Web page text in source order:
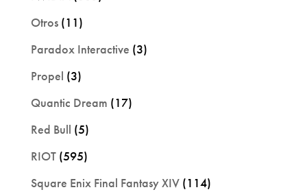
Otros(11)
Paradox Interactive (3)
Propel (3)
Quantic Dream (17)
Red Bull (5)
RIOT(595)
Square Enix Final Fantasy XIV(114)